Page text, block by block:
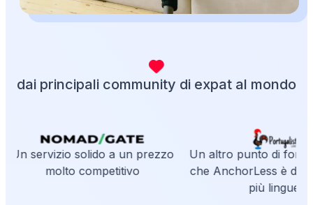
dai principali community di expat al mondo
Un servizio solido a un prezzo
molto competitivo
Un altro punto di forza
che AnchorLess è
più lingue